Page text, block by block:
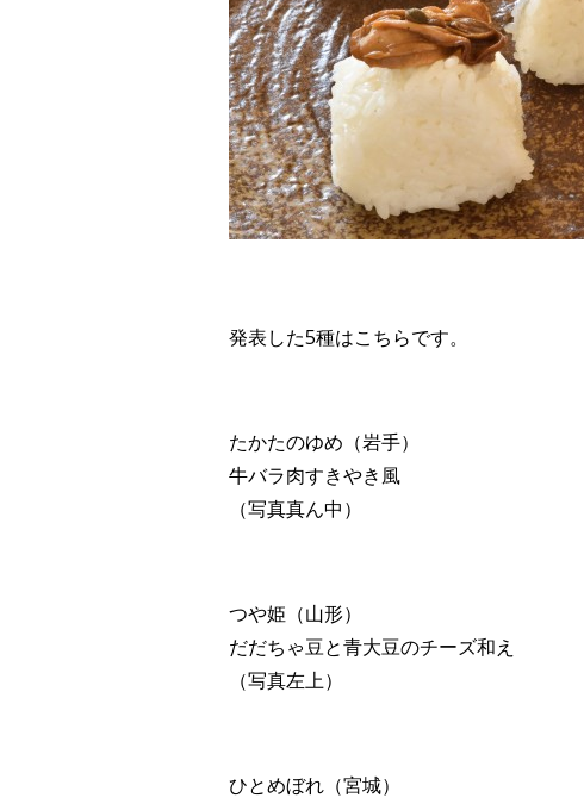
発表した5種はこちらです。
たかたのゆめ（岩手）
牛バラ肉すきやき風
（写真真ん中）
つや姫（山形）
だだちゃ豆と青大豆のチーズ和え
（写真左上）
ひとめぼれ（宮城）